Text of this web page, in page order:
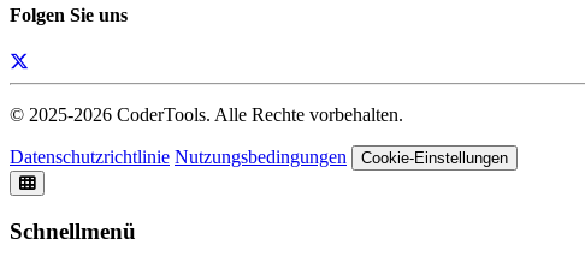
Folgen Sie uns
© 2025-2026 CoderTools. Alle Rechte vorbehalten.
Datenschutzrichtlinie Nutzungsbedingungen Cookie-Einstellungen
Schnellmenü